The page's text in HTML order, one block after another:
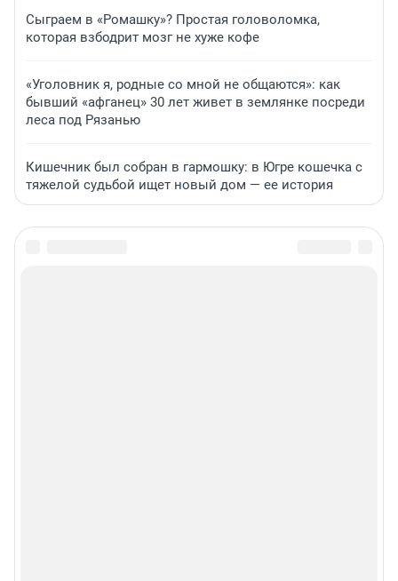
Сыграем в «Ромашку»? Простая головоломка,
которая взбодрит мозг не хуже кофе
«Уголовник я, родные со мной не общаются»: как
бывший «афганец» 30 лет живет в землянке посреди
леса под Рязанью
Кишечник был собран в гармошку: в Югре кошечка с
тяжелой судьбой ищет новый дом — ее история